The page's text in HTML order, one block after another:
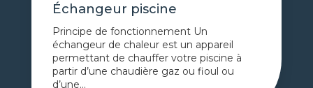
Échangeur piscine
Principe de fonctionnement Un
échangeur de chaleur est un appareil
permettant de chauffer votre piscine à
partir d’une chaudière gaz ou fioul ou
d’une...